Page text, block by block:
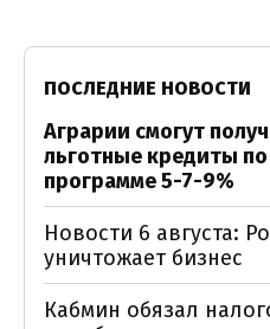
ПОСЛЕДНИЕ НОВОСТИ
Аграрии смогут
льготные кредиты по
программе 5-7-9%
Новости 6 августа:
уничтожает бизнес
Кабмин обязал